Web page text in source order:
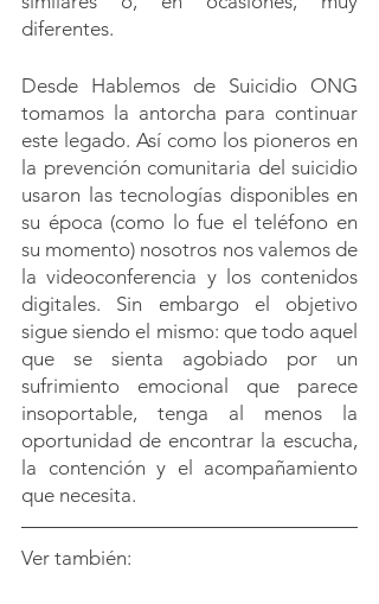
diferentes.
Desde Hablemos de Suicidio ONG
tomamos la antorcha para continuar
este legado. Así como los pioneros en
la prevención comunitaria del suicidio
usaron las tecnologías disponibles en
su época (como lo fue el teléfono en
su momento) nosotros nos valemos de
la videoconferencia y los contenidos
digitales. Sin embargo el objetivo
sigue siendo el mismo: que todo aquel
que se sienta agobiado por un
sufrimiento emocional que parece
insoportable, tenga al menos la
oportunidad de encontrar la escucha,
la contención y el acompañamiento
que necesita.
Ver también: